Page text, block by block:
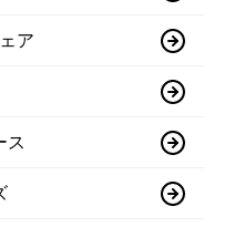
ア
ス